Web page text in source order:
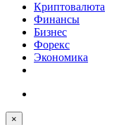
Криптовалюта
Финансы
Бизнес
Форекс
Экономика
×